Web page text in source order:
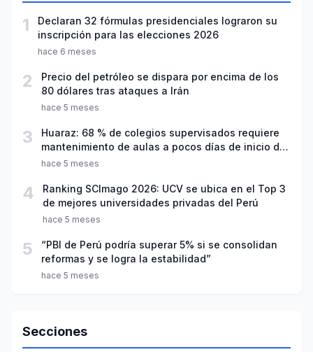
1
Declaran 32 fórmulas presidenciales lograron su
inscripción para las elecciones 2026
hace 6 meses
2
Precio del petróleo se dispara por encima de los
80 dólares tras ataques a Irán
hace 5 meses
3
Huaraz: 68 % de colegios supervisados requiere
mantenimiento de aulas a pocos días de inicio del
año escolar 2026
hace 5 meses
4
Ranking SCImago 2026: UCV se ubica en el Top 3
de mejores universidades privadas del Perú
hace 5 meses
5
“PBI de Perú podría superar 5% si se consolidan
reformas y se logra la estabilidad”
hace 5 meses
Secciones